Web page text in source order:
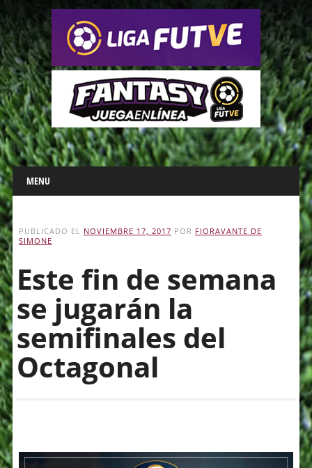
Main menu
Skip
to
content
MENU
PUBLICADO EL NOVIEMBRE 17, 2017 POR FIORAVANTE DE
SIMONE
Este fin de semana
se jugarán la
semifinales del
Octagonal